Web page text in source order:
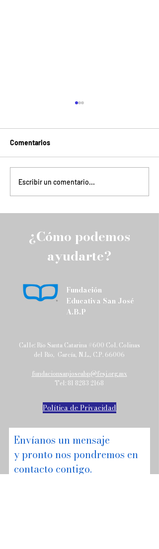
ACTIVIDADES FEBRERO-
JUNIO 2026
Comentarios
Escribir un comentario...
¿Cómo podemos
ayudarte?
Fundación
Educativa San José
A.B.P
Calle: Río Santa Catarina #600 Col. Colinas
del Río, García, N.L., C.P. 66006
fundacionsanjoseabp@fesj.org.mx
Tel: 81 8283 2168
Política de Privacidad
Envíanos un mensaje
y pronto nos pondremos en
contacto contigo.